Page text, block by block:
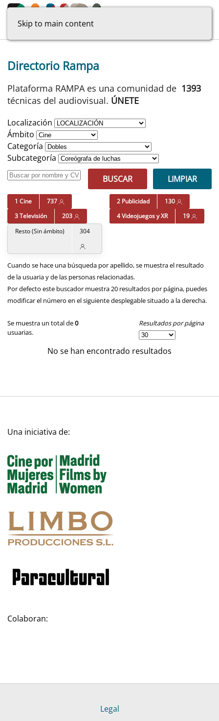
Skip to main content
Directorio Rampa
Plataforma RAMPA es una comunidad de 1393
técnicas del audiovisual. ÚNETE
Localización
Ámbito
Categoría
Subcategoría
BUSCAR
LIMPIAR
1 Cine 737 2 Publicidad
130
3 Televisión
203 4 Videojuegos y XR
19
Resto (Sin ámbito)
304
Cuando se hace una búsqueda por apellido, se muestra el resultado
de la usuaria y de las personas relacionadas.
Por defecto este buscador muestra 20 resultados por página, puedes
modificar el número en el siguiente desplegable situado a la derecha.
Se muestra un total de0
usuarias.
Resultados por página
No se han encontrado resultados
Una iniciativa de:
Colaboran:
Legal